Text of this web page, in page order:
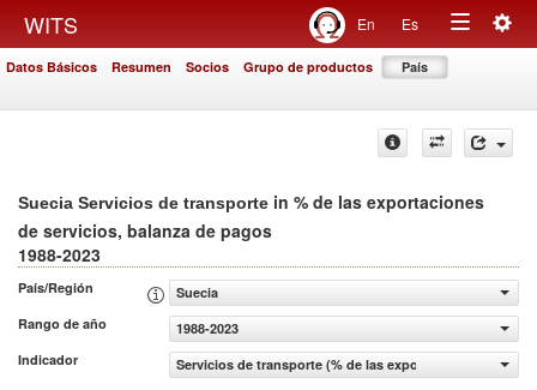
WITS En Es
Toggle
Datos Básicos Resumen Socios Grupo de productos País
Suecia Servicios de transporte in % de las exportaciones
de servicios, balanza de pagos
1988-2023
País/Región
Suecia
Rango de año
1988-2023
Indicador
Servicios de transporte (% de las exportaciones de